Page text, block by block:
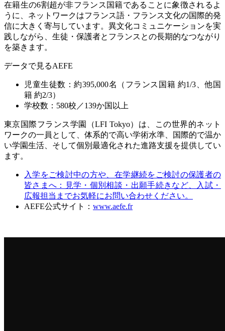
在籍生の6割超が非フランス国籍であることに象徴されるよ
うに、ネットワークはフランス語・フランス文化の国際的発
信に大きく寄与しています。異文化コミュニケーションを実
践しながら、生徒・保護者とフランスとの長期的なつながり
を築きます。
データで見るAEFE
児童生徒数：約395,000名（フランス国籍 約1/3 、他国
籍 約2/3）
学校数： 580校／139か国以上
東京国際フランス学園（LFI Tokyo）は、この世界的ネット
ワークの一員として、体系的で高い学術水準、国際的で温か
い学園生活、そして個別最適化された進路支援を提供してい
ます。
入学をご検討中の方や、在学継続をご検討の保護者の
皆さまへ：見学・個別相談・出願手続きなど、入試・
広報担当までお気軽にお問い合わせください。
AEFE公式サイト： www.aefe.fr